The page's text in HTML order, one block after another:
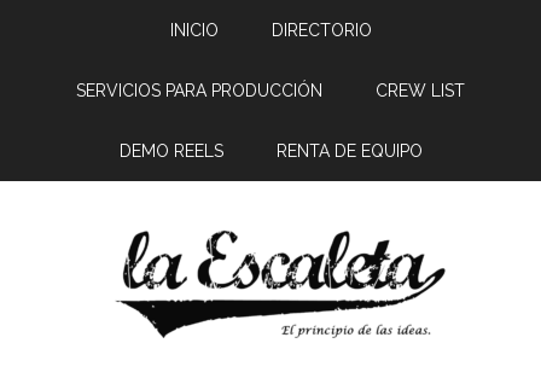
INICIO DIRECTORIO
SERVICIOS PARA PRODUCCIÓN CREW LIST
DEMO REELS RENTA DE EQUIPO